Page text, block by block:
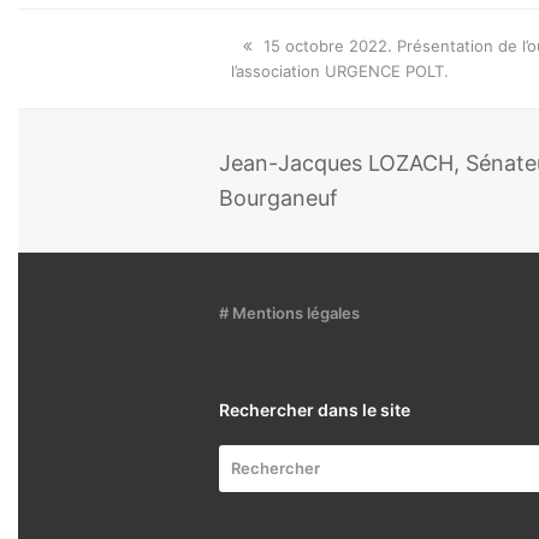
Onglet
précédent:
15 octobre 2022. Présentation de
l’association URGENCE POLT.
Jean-Jacques LOZACH,
Bourganeuf
# Mentions légales
Rechercher dans le site